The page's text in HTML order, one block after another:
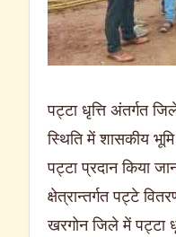
पट्टा धृत्ति अंतर्गत
स्थिति में शासकीय
पट्टा प्रदान किया
क्षेत्रान्तर्गत पट्टे
खरगोन जिले में पट्टा